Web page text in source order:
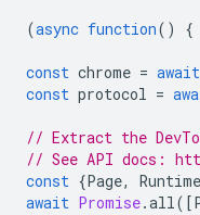
(async function() {
const chrome = await
const protocol =
// Extract the
// See API docs:
const {Page, Runtime
await Promise.all([